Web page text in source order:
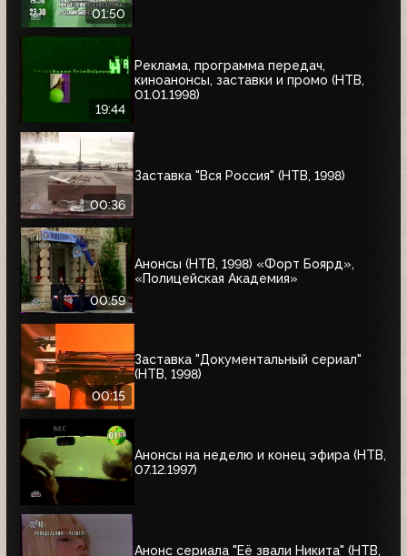
01:50
19:44
Реклама, программа передач,
киноанонсы, заставки и промо (НТВ,
01.01.1998)
00:36
Заставка "Вся Россия" (НТВ, 1998)
00:59
Анонсы (НТВ, 1998) «Форт Боярд»,
«Полицейская Академия»
00:15
Заставка "Документальный сериал"
(НТВ, 1998)
Анонсы на неделю и конец эфира (НТВ,
07.12.1997)
Анонс сериала "Её звали Никита" (НТВ,